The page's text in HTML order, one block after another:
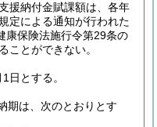
援納付金賦課額は、各年
定による通知が行われた
康保険法施行令第29条の
ことができない。
日とする。
期は、次のとおりとす